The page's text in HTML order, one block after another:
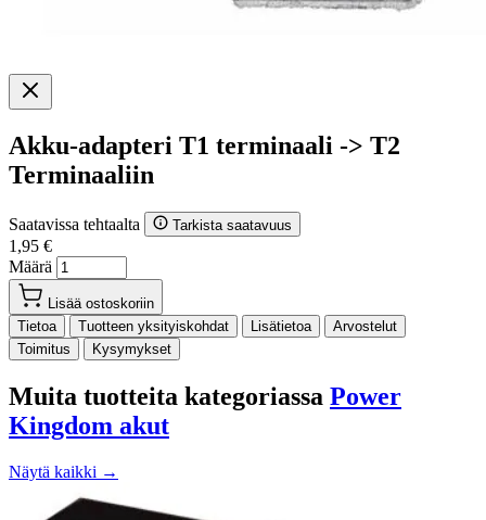
Akku-adapteri T1 terminaali -> T2
Terminaaliin
Saatavissa tehtaalta Tarkista saatavuus
1,95 €
Määrä
Lisää ostoskoriin
Tietoa
Tuotteen yksityiskohdat Lisätietoa
Arvostelut
Toimitus
Kysymykset
Muita tuotteita kategoriassa Power
Kingdom akut
Näytä kaikki →